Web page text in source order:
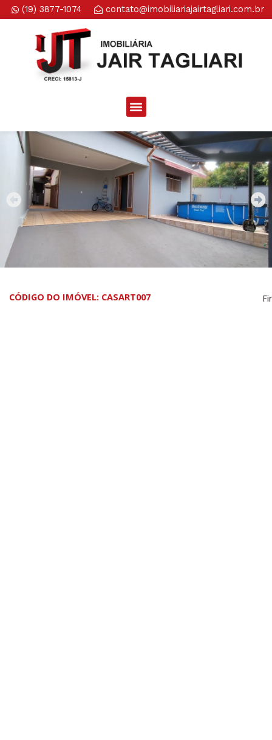
(19) 3877-1074 contato@imobiliariajairtagliari.com.br​
CÓDIGO DO IMÓVEL: CASART007